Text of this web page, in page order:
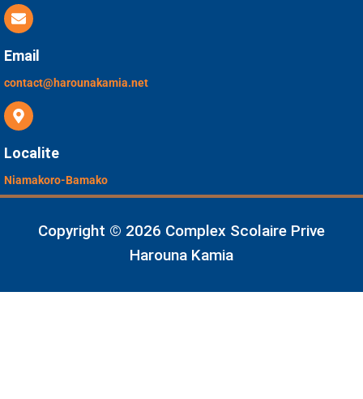
Email
contact@harounakamia.net
Localite
Niamakoro-Bamako
Copyright © 2026 Complex Scolaire Prive
Harouna Kamia